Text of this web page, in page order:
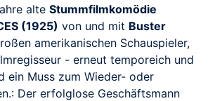
alte Stummfilmkomödie
(1925) von und mit Buster
amerikanischen Schauspieler,
- erneut temporeich und
ein Muss zum Wieder- oder
Der erfolglose Geschäftsmann